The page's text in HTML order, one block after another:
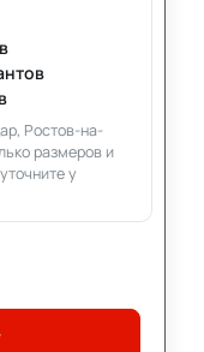
Ростов-на-
размеров и
у